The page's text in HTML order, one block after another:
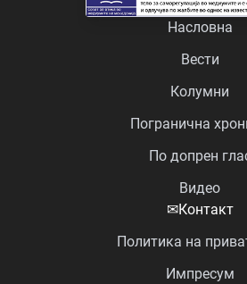
Насловна
Вести
Колумни
Погранична
По допрен
Видео
✉Контакт
Политика на
Импресум